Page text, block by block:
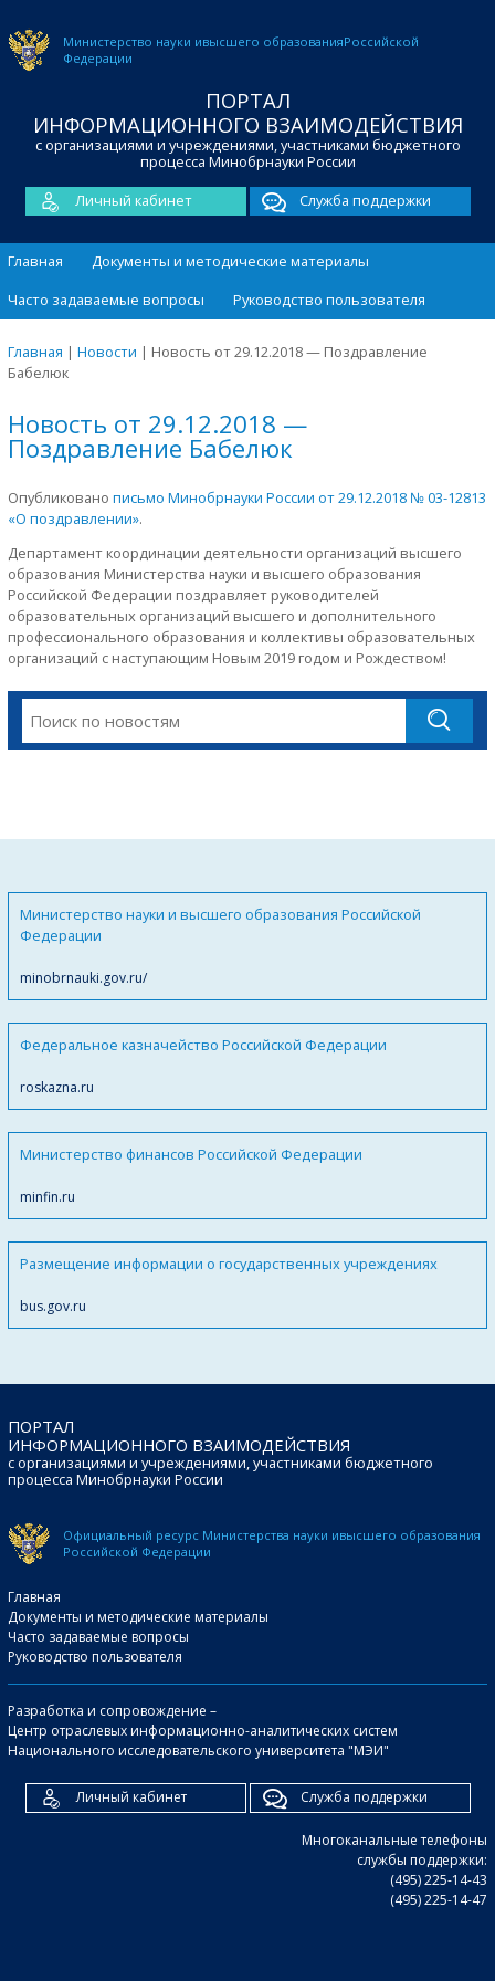
Министерство науки ивысшего образованияРоссийской
Федерации
ПОРТАЛ
ИНФОРМАЦИОННОГО ВЗАИМОДЕЙСТВИЯ
с организациями и учреждениями, участниками бюджетного
процесса Минобрнауки России
Личный кабинет
Служба поддержки
Главная
Документы и методические материалы
Часто задаваемые вопросы
Руководство пользователя
Главная | Новости | Новость от 29.12.2018 — Поздравление
Бабелюк
Новость от 29.12.2018 —
Поздравление Бабелюк
Опубликовано письмо Минобрнауки России от 29.12.2018 № 03-12813
«О поздравлении».
Департамент координации деятельности организаций высшего
образования Министерства науки и высшего образования
Российской Федерации поздравляет руководителей
образовательных организаций высшего и дополнительного
профессионального образования и коллективы образовательных
организаций с наступающим Новым 2019 годом и Рождеством!
Министерство науки и высшего образования Российской
Федерации
minobrnauki.gov.ru/
Федеральное казначейство Российской Федерации
roskazna.ru
Министерство финансов Российской Федерации
minfin.ru
Размещение информации о государственных учреждениях
bus.gov.ru
ПОРТАЛ
ИНФОРМАЦИОННОГО ВЗАИМОДЕЙСТВИЯ
с организациями и учреждениями, участниками бюджетного
процесса Минобрнауки России
Официальный ресурс Министерства науки ивысшего образования
Российской Федерации
Главная
Документы и методические материалы
Часто задаваемые вопросы
Руководство пользователя
Разработка и сопровождение –
Центр отраслевых информационно-аналитических систем
Национального исследовательского университета "МЭИ"
Личный кабинет Служба поддержки
Многоканальные телефоны
службы поддержки:
(495) 225-14-43
(495) 225-14-47